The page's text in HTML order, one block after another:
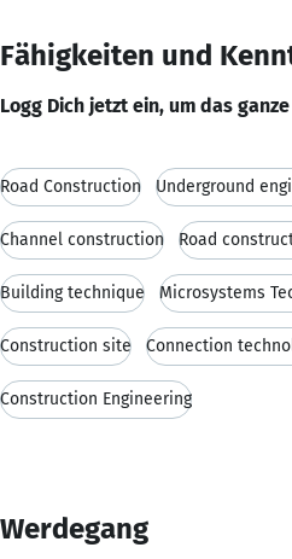
Fähigkeiten und
Logg Dich jetzt ein, um das
Road Construction Underground
Channel construction Road
Building technique Microsystems
Construction site Connection
Construction Engineering
Werdegang